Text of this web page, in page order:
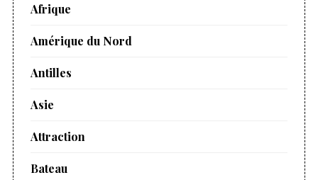
Afrique
Amérique du Nord
Antilles
Asie
Attraction
Bateau